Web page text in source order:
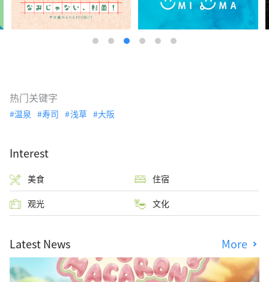
热门关键字
温泉 寿司 浅草 大阪
Interest
美食 住宿
观光 文化
Latest News More